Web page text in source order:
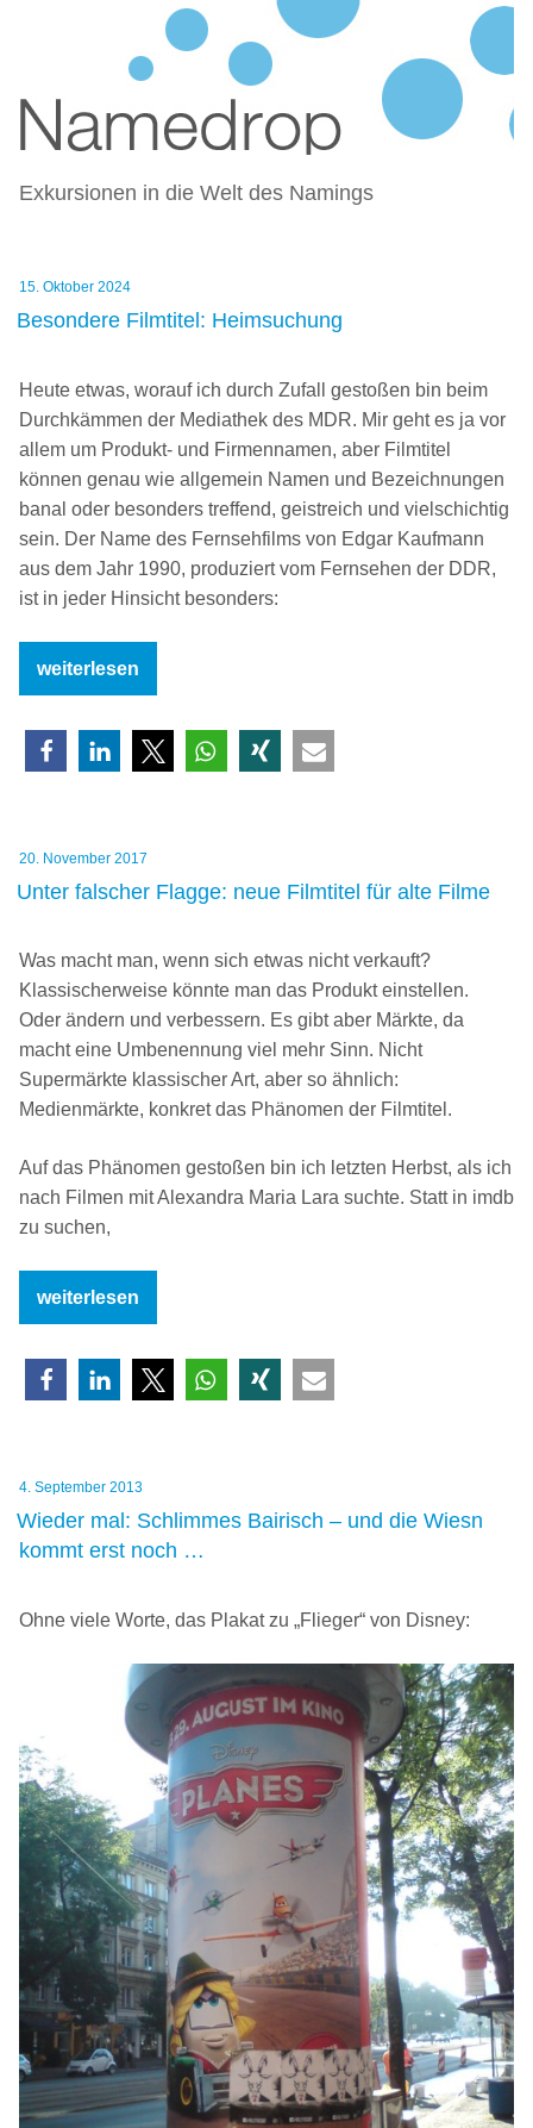
NAMEDROP – BLOG ZU
NAMENSFINDUNG UND NAMING
Exkursionen in die Welt des Namings
Veröffentlicht
am
15. Oktober 2024
Besondere Filmtitel: Heimsuchung
Heute etwas, worauf ich durch Zufall gestoßen bin beim
Durchkämmen der Mediathek des MDR. Mir geht es ja vor
allem um Produkt- und Firmennamen, aber Filmtitel
können genau wie allgemein Namen und Bezeichnungen
banal oder besonders treffend, geistreich und vielschichtig
sein. Der Name des Fernsehfilms von Edgar Kaufmann
aus dem Jahr 1990, produziert vom Fernsehen der DDR,
ist in jeder Hinsicht besonders:
„Besondere
Filmtitel:
Heimsuchung“
weiterlesen
Veröffentlicht
am
20. November 2017
Unter falscher Flagge: neue Filmtitel für alte Filme
Was macht man, wenn sich etwas nicht verkauft?
Klassischerweise könnte man das Produkt einstellen.
Oder ändern und verbessern. Es gibt aber Märkte, da
macht eine Umbenennung viel mehr Sinn. Nicht
Supermärkte klassischer Art, aber so ähnlich:
Medienmärkte, konkret das Phänomen der Filmtitel.
Auf das Phänomen gestoßen bin ich letzten Herbst, als ich
nach Filmen mit Alexandra Maria Lara suchte. Statt in imdb
zu suchen,
„Unter
falscher
Flagge:
neue
weiterlesen
Veröffentlicht
am
4. September 2013
Wieder mal: Schlimmes Bairisch – und die Wiesn
kommt erst noch …
Ohne viele Worte, das Plakat zu „Flieger“ von Disney: